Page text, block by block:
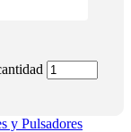
y Pulsadores